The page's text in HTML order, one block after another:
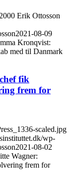
2000 Erik Ottosson
2021-08-09
Kronqvist:
med til Danmark
fik
frem for
scaled.jpg
wp-
2021-08-02
Wagner:
frem for